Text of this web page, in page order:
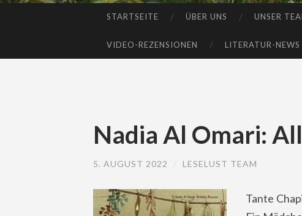
STARTSEITE ÜBER UNS UNSER
VIDEO-REZENSIONEN LITERATUR-NEWS
Nadia Al Omari:
5. AUGUST 2022 LESELUST TEAM
Tante